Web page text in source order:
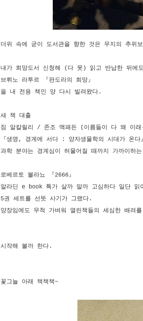
더위 속에 굳이 도서관을 향한 것은 무지의 추위
내가 희망도서 신청해 (다 못) 읽고 반납한 뒤에
브뤼노 라투르 『판도라의 희망』
을 내 전용 책인 양 다시 빌려왔다.
새 책 대출
짐 알칼릴리 / 존조 맥패든 (이름들이 다 왜
『생명, 경계에 서다 : 양자생물학의 시대가 온다』
과학 분야는 경계심이 허물어질 때까지 가까이
로베르토 볼라뇨 『2666』
알라딘 e book 특가 살까 말까 고심하다 일단 읽
5권 세트를 선뜻 사기가 그랬다.
양장임에도 무척 가벼워 열린책들의 세심한 배
시작해 볼까 한다.
꽃그늘 아래 책책책~